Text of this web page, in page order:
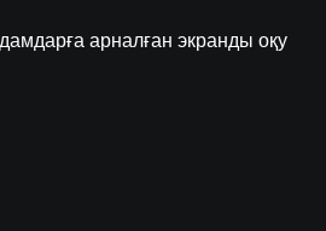
арналған экранды оқу